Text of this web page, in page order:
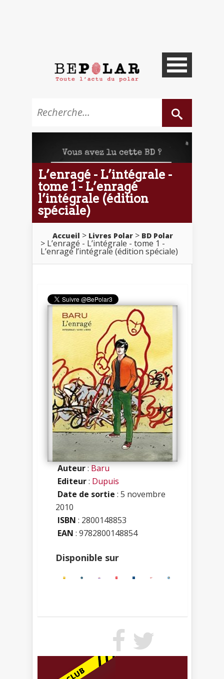
L’enragé - L’intégrale -
tome 1 - L’enragé
l’intégrale (édition
spéciale)
Accueil Livres Polar BD Polar
L’enragé - L’intégrale - tome 1 -
L’enragé l’intégrale (édition spéciale)
Auteur:Baru
Editeur: Dupuis
Date de sortie : 5 novembre
2010
ISBN : 2800148853
EAN : 9782800148854
Disponible sur